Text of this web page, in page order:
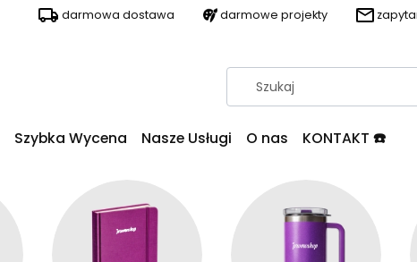
darmowa dostawa darmowe projekty
Szybka Wycena Nasze Usługi O nas KONTAKT ☎️